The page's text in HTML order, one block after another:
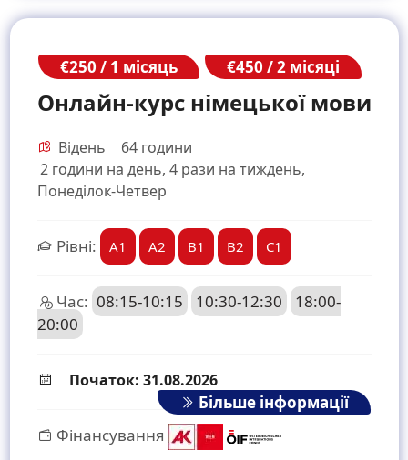
€250 / 1 місяць €450 / 2 місяці
Онлайн-курс німецької мови
Відень
64 години
2 години на день, 4 рази на тиждень,
Понеділок-Четвер
Рівні: A1 A2 B1 B2 C1
Час: 08:15-10:15 10:30-12:30
18:00-
20:00
Початок: 31.08.2026
Більше інформації
Фінансування